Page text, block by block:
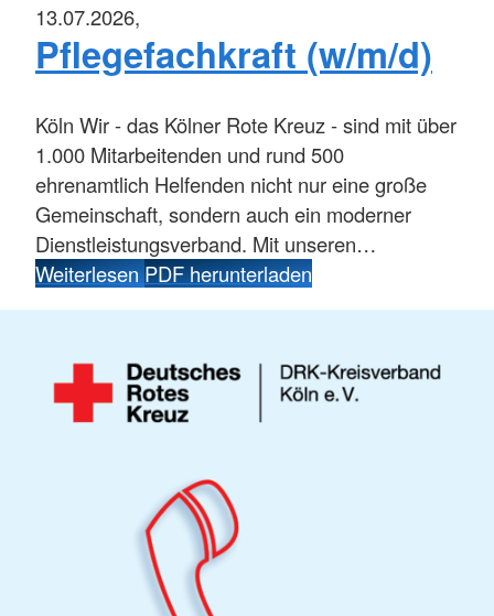
13.07.2026,
Pflegefachkraft (w/m/d)
Köln Wir - das Kölner Rote Kreuz - sind mit über
1.000 Mitarbeitenden und rund 500
ehrenamtlich Helfenden nicht nur eine große
Gemeinschaft, sondern auch ein moderner
Dienstleistungsverband. Mit unseren…
WeiterlesenPDF herunterladen